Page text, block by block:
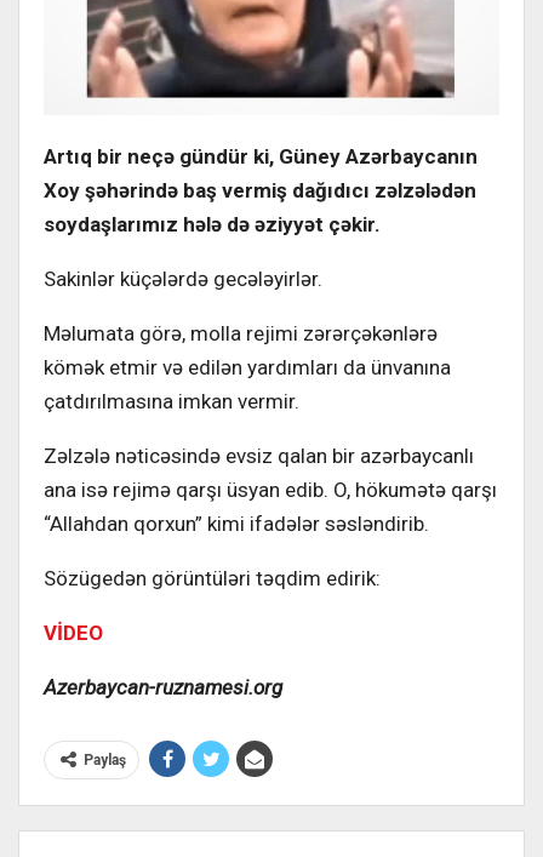
Artıq bir neçə gündür ki, Güney Azərbaycanın
Xoy şəhərində baş vermiş dağıdıcı zəlzələdən
soydaşlarımız hələ də əziyyət çəkir.
Sakinlər küçələrdə gecələyirlər.
Məlumata görə, molla rejimi zərərçəkənlərə
kömək etmir və edilən yardımları da ünvanına
çatdırılmasına imkan vermir.
Zəlzələ nəticəsində evsiz qalan bir azərbaycanlı
ana isə rejimə qarşı üsyan edib. O, hökumətə qarşı
“Allahdan qorxun” kimi ifadələr səsləndirib.
Sözügedən görüntüləri təqdim edirik:
VİDEO
Azerbaycan-ruznamesi.org
Paylaş